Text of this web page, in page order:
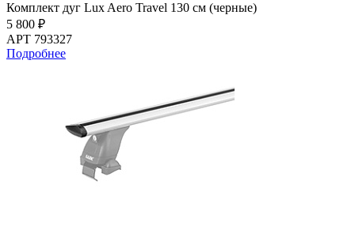
Комплект дуг Lux Aero Travel 130 см (черные)
5 800 ₽
АРТ 793327
Подробнее